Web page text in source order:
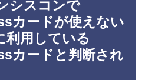
シスコンで
カードが使えない
利用している
カードと判断され